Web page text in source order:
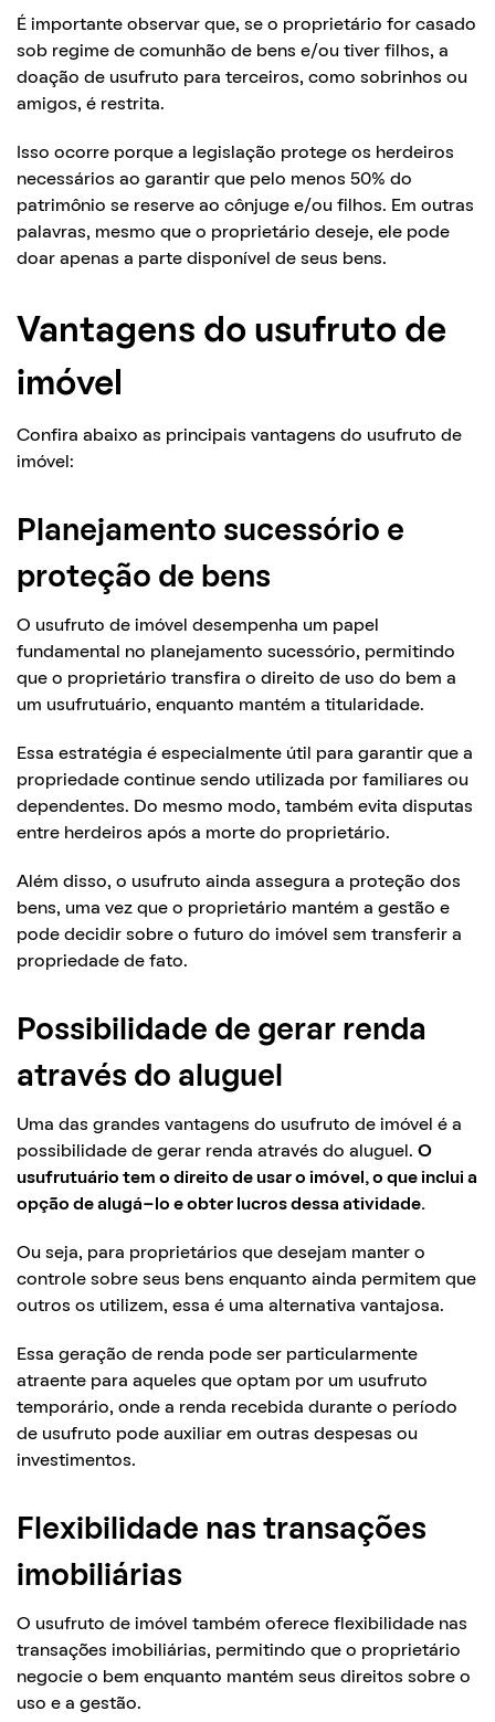
É importante observar que, se o proprietário for casado
sob regime de comunhão de bens e/ou tiver filhos, a
doação de usufruto para terceiros, como sobrinhos ou
amigos, é restrita.
Isso ocorre porque a legislação protege os herdeiros
necessários ao garantir que pelo menos 50% do
patrimônio se reserve ao cônjuge e/ou filhos. Em outras
palavras, mesmo que o proprietário deseje, ele pode
doar apenas a parte disponível de seus bens.
Vantagens do usufruto de
imóvel
Confira abaixo as principais vantagens do usufruto de
imóvel:
Planejamento sucessório e
proteção de bens
O usufruto de imóvel desempenha um papel
fundamental no planejamento sucessório, permitindo
que o proprietário transfira o direito de uso do bem a
um usufrutuário, enquanto mantém a titularidade.
Essa estratégia é especialmente útil para garantir que a
propriedade continue sendo utilizada por familiares ou
dependentes. Do mesmo modo, também evita disputas
entre herdeiros após a morte do proprietário.
Além disso, o usufruto ainda assegura a proteção dos
bens, uma vez que o proprietário mantém a gestão e
pode decidir sobre o futuro do imóvel sem transferir a
propriedade de fato.
Possibilidade de gerar renda
através do aluguel
Uma das grandes vantagens do usufruto de imóvel é a
possibilidade de gerar renda através do aluguel. O
usufrutuário tem o direito de usar o imóvel, o que inclui a
opção de alugá-lo e obter lucros dessa atividade.
Ou seja, para proprietários que desejam manter o
controle sobre seus bens enquanto ainda permitem que
outros os utilizem, essa é uma alternativa vantajosa.
Essa geração de renda pode ser particularmente
atraente para aqueles que optam por um usufruto
temporário, onde a renda recebida durante o período
de usufruto pode auxiliar em outras despesas ou
investimentos.
Flexibilidade nas transações
imobiliárias
O usufruto de imóvel também oferece flexibilidade nas
transações imobiliárias, permitindo que o proprietário
negocie o bem enquanto mantém seus direitos sobre o
uso e a gestão.